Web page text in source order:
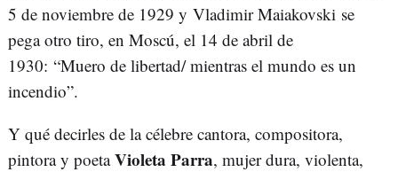
5 de noviembre de 1929 y Vladimir Maiakovski se
pega otro tiro, en Moscú, el 14 de abril de
1930: “Muero de libertad/ mientras el mundo es un
incendio”.
Y qué decirles de la célebre cantora, compositora,
pintora y poetaVioleta Parra, mujer dura, violenta,